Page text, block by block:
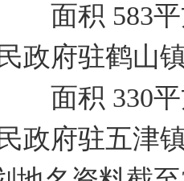
583平方
政府驻鹤山
330平方
政府驻五津